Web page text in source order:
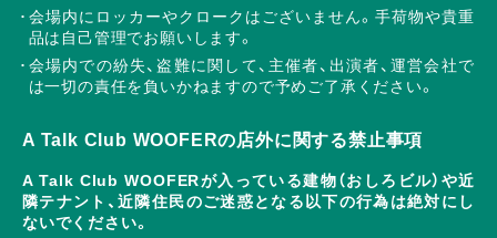
会場内にロッカーやクロークはございません。手荷物や貴重
品は自己管理でお願いします。
会場内での紛失、盗難に関して、主催者、出演者、運営会社で
は一切の責任を負いかねますので予めご了承ください。
A Talk Club WOOFERの店外に関する禁止事項
A Talk Club WOOFERが入っている建物（おしろビル）や近
隣テナント、近隣住民のご迷惑となる以下の行為は絶対にし
ないでください。